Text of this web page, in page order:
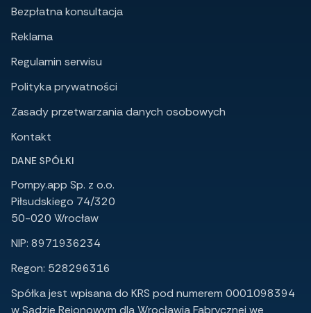
Bezpłatna konsultacja
Reklama
Regulamin serwisu
Polityka prywatności
Zasady przetwarzania danych osobowych
Kontakt
DANE SPÓŁKI
Pompy.app Sp. z o.o.
Piłsudskiego 74/320
50-020 Wrocław
NIP: 8971936234
Regon: 528296316
Spółka jest wpisana do KRS pod numerem 0001098394
w Sądzie Rejonowym dla Wrocławia Fabrycznej we